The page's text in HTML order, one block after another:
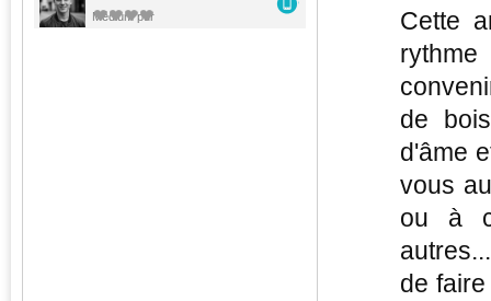
Médium pur
Cette
de
d'âme
vous
ou à
de